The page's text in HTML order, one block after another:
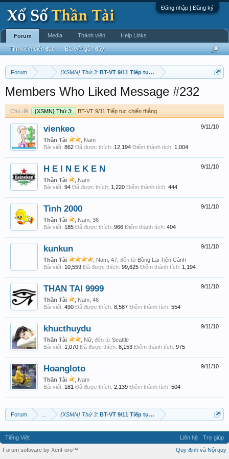
Đăng nhập | Đăng ký
Forum {XSMN} Thứ 3: BT-VT 9/11 Tiếp tục chiến thắng...
Members Who Liked Message #232
Chủ đề: {XSMN} Thứ 3: BT-VT 9/11 Tiếp tục chiến thắng...
9/11/10
vienkeo
Thần Tài
, Nam
Bài viết: 862 Đã được thích: 12,194 Điểm thành tích: 1,004
9/11/10
H E I N E K E N
Thần Tài
, Nam
Bài viết: 94 Đã được thích: 1,220 Điểm thành tích: 444
9/11/10
Tình 2000
Thần Tài
, Nam, 36
Bài viết: 185 Đã được thích: 966 Điểm thành tích: 404
9/11/10
kunkun
Thần Tài , Nam, 47, đến từ Bồng Lai Tiên Cảnh
Bài viết: 10,559 Đã được thích: 99,625 Điểm thành tích: 1,194
9/11/10
THAN TAI 9999
Thần Tài
, Nam, 46
Bài viết: 490 Đã được thích: 8,587 Điểm thành tích: 554
9/11/10
khucthuydu
Thần Tài , Nữ, đến từ Seattle
Bài viết: 1,070 Đã được thích: 8,153 Điểm thành tích: 975
9/11/10
Hoangloto
Thần Tài
, Nam
Bài viết: 181 Đã được thích: 2,139 Điểm thành tích: 504
Forum {XSMN} Thứ 3: BT-VT 9/11 Tiếp tục chiến thắng...
Forum
Tìm kiếm diễn đàn Bài viết gần đây
Media Thành viên Help Links
Tiếng Việt Liên hệ
Trợ giúp
Quy định và Nội quy
Forum software by XenForo™